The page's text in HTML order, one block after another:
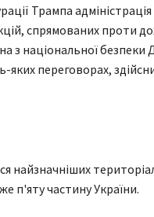
Трампа
спрямованих проти
з національної
яких переговорах,
найзначніших
п'яту частину України.